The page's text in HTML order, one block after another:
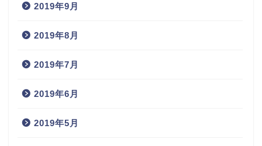
2019年9月
2019年8月
2019年7月
2019年6月
2019年5月